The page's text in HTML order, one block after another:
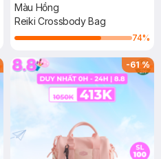
Màu Hồng
Reiki Crossbody Bag
74%
-61%